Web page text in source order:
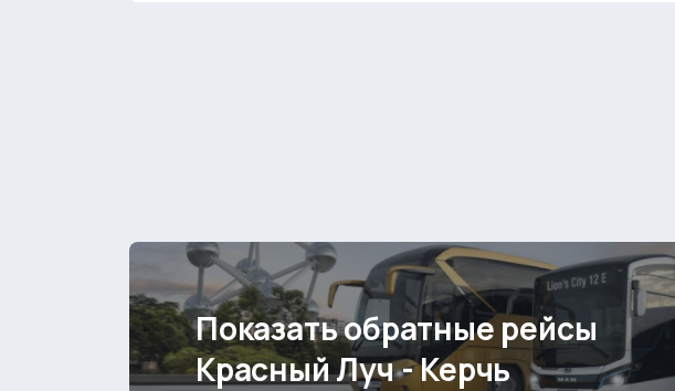
Показать обратные рейсы
Красный Луч - Керчь